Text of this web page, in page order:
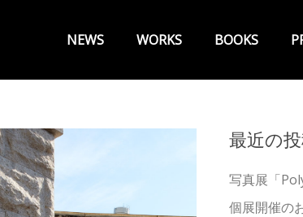
イ
ン
ニ
ュ
ー
NEWS WORKS BOOKS
最近の
写真展「
個展開催の